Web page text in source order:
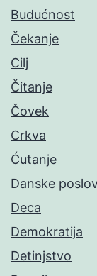
Budućnost
Čekanje
Cilj
Čitanje
Čovek
Crkva
Ćutanje
Danske
Deca
Demokratija
Detinjstvo